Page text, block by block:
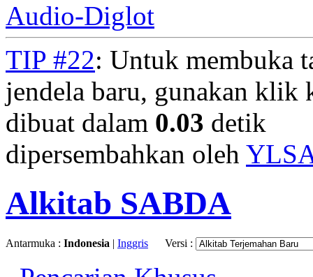
Audio-Diglot
TIP #22: Untuk membuka
jendela baru, gunakan klik
dibuat dalam 0.03 detik
dipersembahkan oleh
Alkitab SABDA
Antarmuka : Indonesia | Inggris Versi :